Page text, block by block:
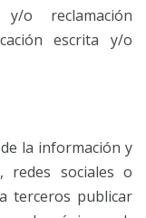
o reclamación
escrita y/o
la información y
redes sociales o
terceros publicar